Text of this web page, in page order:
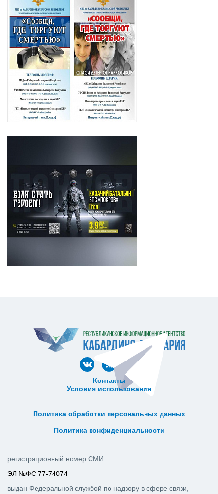
Контакты
Условия использования
Политика обработки персональных данных
Политика конфиденциальности
регистрационный номер СМИ
ЭЛ №ФС 77-74074
выдан Федеральной службой по надзору в сфере связи,